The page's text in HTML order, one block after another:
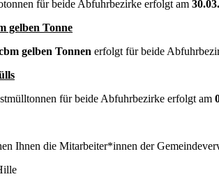
für beide Abfuhrbezirke erfolgt am
gelben Tonne
gelben Tonnen erfolgt für beide
für beide Abfuhrbezirke erfolgt am
Ihnen die Mitarbeiter*innen der